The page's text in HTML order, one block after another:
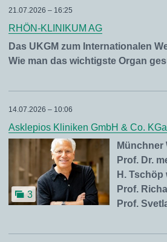
21.07.2026 – 16:25
RHÖN-KLINIKUM AG
Das UKGM zum Internationalen
Wie man das wichtigste Organ
14.07.2026 – 10:06
Asklepios Kliniken GmbH & Co.
3
Münchner
Prof. Dr.
H.
Prof.
Prof.